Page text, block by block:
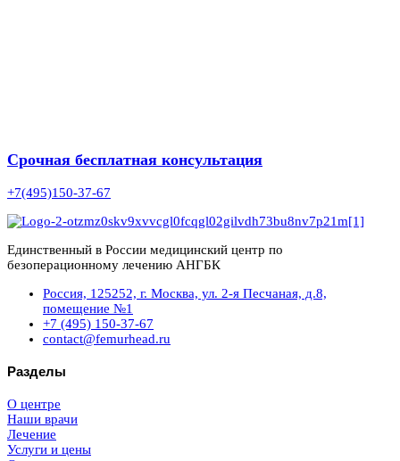
Срочная бесплатная консультация
+7(495)150-37-67
Единственный в России медицинский центр по
безоперационному лечению АНГБК
Россия, 125252, г. Москва, ул. 2-я Песчаная, д.8,
помещение №1
+7 (495) 150-37-67
contact@femurhead.ru
Разделы
О центре
Наши врачи
Лечение
Услуги и цены